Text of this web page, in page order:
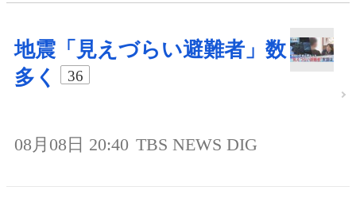
地震「見えづらい避難者」数
多く
36
08月08日 20:40 TBS NEWS DIG